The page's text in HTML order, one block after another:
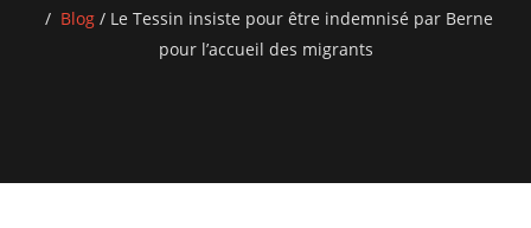
Blog /Le Tessin insiste pour être indemnisé par Berne
pour l’accueil des migrants